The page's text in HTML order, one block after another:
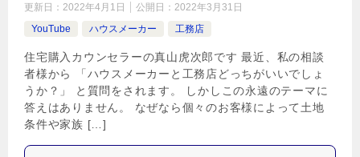
更新日： 2022年4月1日 公開日： 2022年3月31日
YouTube
ハウスメーカー 工務店
住宅購入カウンセラーの真山虎次郎です 最近、私の相談
者様から 「ハウスメーカーと工務店どっちがいいでしょ
うか？」 と質問をされます。 しかしこの永遠のテーマに
答えはありません。 なぜなら個々のお客様によって土地
条件や家族 […]